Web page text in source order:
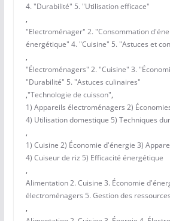
4. "Durabilité" 5. "Utilisation efficace"
,
"Electroménager" 2. "Consommation
énergétique" 4. "Cuisine" 5. "Astuces et
,
"Électroménagers" 2. "Cuisine" 3.
"Durabilité" 5. "Astuces culinaires"
,"Technologie de cuisson",
1) Appareils électroménagers 2)
4) Utilisation domestique 5) Techniques
,
1) Cuisine 2) Économie d'énergie 3)
4) Cuiseur de riz 5) Efficacité énergétique
,
Alimentation 2. Cuisine 3. Économie
électroménagers 5. Gestion des ressources
,